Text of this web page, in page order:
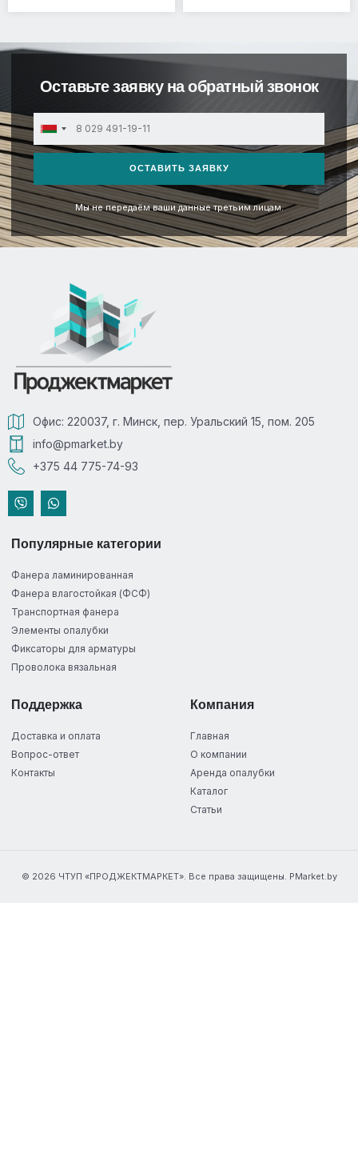
Оставьте заявку на обратный звонок
Belarus
+375
ОСТАВИТЬ ЗАЯВКУ
Мы не передаём ваши данные третьим лицам.
Офис: 220037, г. Минск, пер. Уральский 15, пом. 205
info@pmarket.by
+375 44 775-74-93
Популярные категории
Фанера ламинированная
Фанера влагостойкая (ФСФ)
Транспортная фанера
Элементы опалубки
Фиксаторы для арматуры
Проволока вязальная
Поддержка
Доставка и оплата
Вопрос-ответ
Контакты
Компания
Главная
О компании
Аренда опалубки
Каталог
Статьи
© 2026 ЧТУП «ПРОДЖЕКТМАРКЕТ». Все права защищены. PMarket.by